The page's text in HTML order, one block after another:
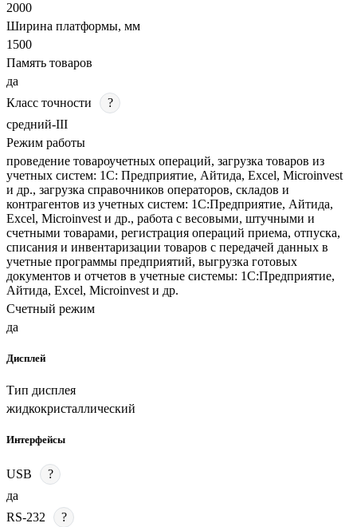
2000
Ширина платформы, мм
1500
Память товаров
да
Класс точности
?
средний-III
Режим работы
проведение товароучетных операций, загрузка товаров из
учетных систем: 1С: Предприятие, Айтида, Excel, Microinvest
и др., загрузка справочников операторов, складов и
контрагентов из учетных систем: 1С:Предприятие, Айтида,
Excel, Microinvest и др., работа с весовыми, штучными и
счетными товарами, регистрация операций приема, отпуска,
списания и инвентаризации товаров с передачей данных в
учетные программы предприятий, выгрузка готовых
документов и отчетов в учетные системы: 1С:Предприятие,
Айтида, Excel, Microinvest и др.
Счетный режим
да
Дисплей
Тип дисплея
жидкокристаллический
Интерфейсы
USB
?
да
RS-232
?